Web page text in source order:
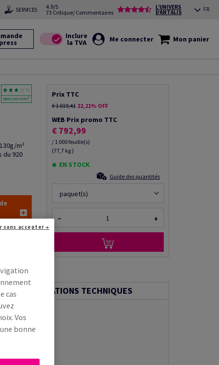
SERVICES
4.9/5
73 Critique/ Commentaires
L’UNIVERS
D’ANTALIS FR
Me connecter Mon panier
m²
du 920
via e-mail
Prix TTC
€ 1 019,41 22,21% OFF
WEB Prix promo TTC
€ 792,99
/ 1 000 feuille(s)
(77,7 kg )
EN STOCK
Guide des quantités
paquet(s)
− +
INFORMATIONS TECHNIQUES
cas
Vos
bonne
sans accepter →